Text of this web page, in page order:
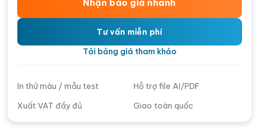
Nhận báo giá nhanh
Tư vấn miễn phí
Tải bảng giá tham khảo
In thử màu / mẫu test
Hỗ trợ file AI/PDF
Xuất VAT đầy đủ
Giao toàn quốc